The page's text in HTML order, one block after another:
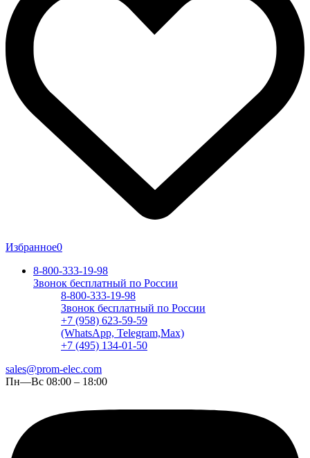
Избранное0
8-800-333-19-98
Звонок бесплатный по России
8-800-333-19-98
Звонок бесплатный по России
+7 (958) 623-59-59
(WhatsApp, Telegram,Max)
+7 (495) 134-01-50
sales@prom-elec.com
Пн—Вс 08:00 – 18:00